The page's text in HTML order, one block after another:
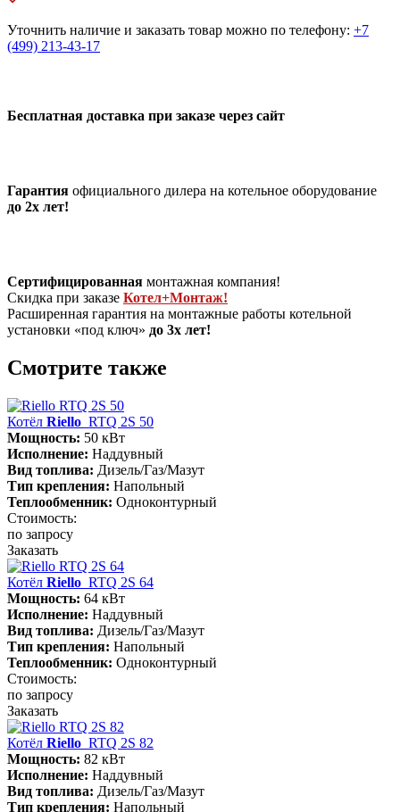
Уточнить наличие и заказать товар можно по телефону: +7
(499) 213-43-17
Бесплатная доставка при заказе через сайт
Гарантия официального дилера на котельное оборудование
до 2х лет!
Сертифицированная монтажная компания!
Скидка при заказе Котел+Монтаж!
Расширенная гарантия на монтажные работы котельной
установки «под ключ» до 3х лет!
Смотрите также
Котёл Riello RTQ 2S 50
Мощность: 50 кВт
Исполнение: Наддувный
Вид топлива: Дизель/Газ/Мазут
Тип крепления: Напольный
Теплообменник: Одноконтурный
Стоимость:
по запросу
Заказать
Котёл Riello RTQ 2S 64
Мощность: 64 кВт
Исполнение: Наддувный
Вид топлива: Дизель/Газ/Мазут
Тип крепления: Напольный
Теплообменник: Одноконтурный
Стоимость:
по запросу
Заказать
Котёл Riello RTQ 2S 82
Мощность: 82 кВт
Исполнение: Наддувный
Вид топлива: Дизель/Газ/Мазут
Тип крепления: Напольный